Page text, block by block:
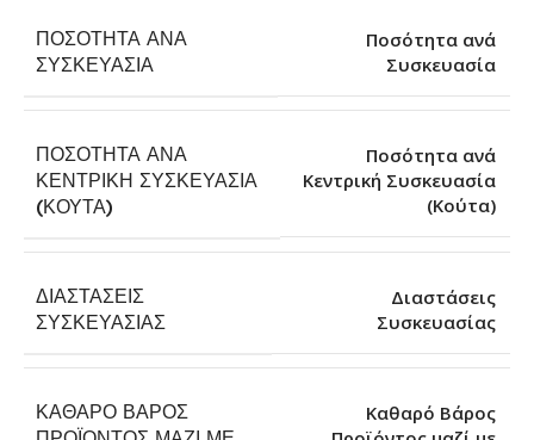
ΠΟΣΌΤΗΤΑ ΑΝΆ
ΣΥΣΚΕΥΑΣΊΑ
Ποσότητα ανά
Συσκευασία
ΠΟΣΌΤΗΤΑ ΑΝΆ
ΚΕΝΤΡΙΚΉ ΣΥΣΚΕΥΑΣΊΑ
(ΚΟΎΤΑ)
Ποσότητα ανά
Κεντρική Συσκευασία
(Κούτα)
ΔΙΑΣΤΆΣΕΙΣ
ΣΥΣΚΕΥΑΣΊΑΣ
Διαστάσεις
Συσκευασίας
ΚΑΘΑΡΌ ΒΆΡΟΣ
Καθαρό Βάρος